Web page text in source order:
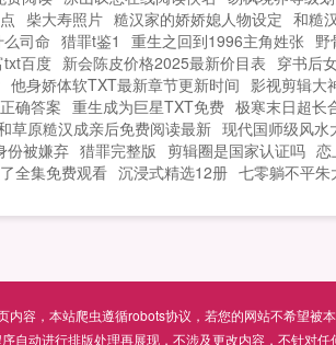
柴大寿照片 糙汉家的娇娇媳人物设定 和糙
司命 猎罪t鉴1 重生之回到1996主角姓张 野
txt百度 新会陈皮价格2025最新价目表 穿书后
他身娇体软TXT最新章节更新时间 影视剪辑大
确答案 重生成为巨星TXT免费 极寒末日超长
草原糙汉成亲后免费阅读最新 现代国师级风水
份被嫌弃 猎罪完整版 剪辑圈是国家认证吗 恋
全集免费观看 沉浸式精选12册 七零躺不平朱
容，本站爬虫遵循robots协议，若您的网站不希望被
自动进行排版处理再展现，不涉及更改内容，不针对任